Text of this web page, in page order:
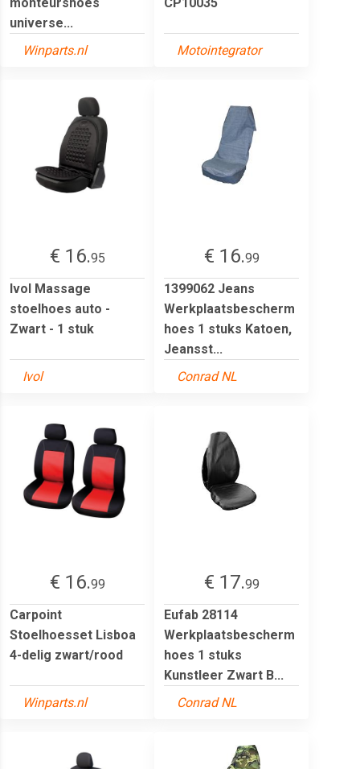
universe...
Winparts.nl
Motointegrator
€ 16.95
Ivol Massage
stoelhoes auto -
Zwart - 1 stuk
Ivol
€ 16.99
1399062 Jeans
Werkplaatsbescherm
hoes 1 stuks Katoen,
Jeansst...
Conrad NL
€ 16.99
Carpoint
Stoelhoesset Lisboa
4-delig zwart/rood
Winparts.nl
€ 17.99
Eufab 28114
Werkplaatsbescherm
hoes 1 stuks
Kunstleer Zwart B...
Conrad NL